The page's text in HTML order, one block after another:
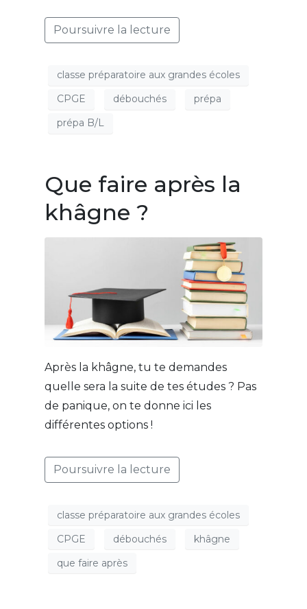
Poursuivre la lecture
classe préparatoire aux grandes écoles
CPGE
débouchés
prépa
prépa B/L
Que faire après la
khâgne ?
Après la khâgne, tu te demandes
quelle sera la suite de tes études ? Pas
de panique, on te donne ici les
différentes options !
Poursuivre la lecture
classe préparatoire aux grandes écoles
CPGE
débouchés
khâgne
que faire après